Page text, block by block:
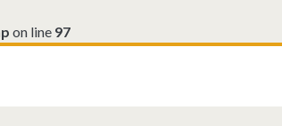
on line 97